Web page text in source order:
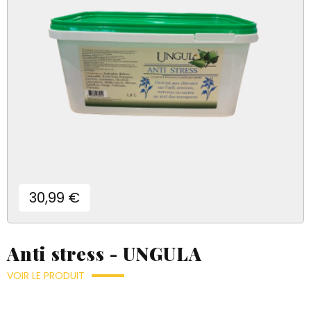
Prix
30,99 €
Anti stress - UNGULA
VOIR LE PRODUIT